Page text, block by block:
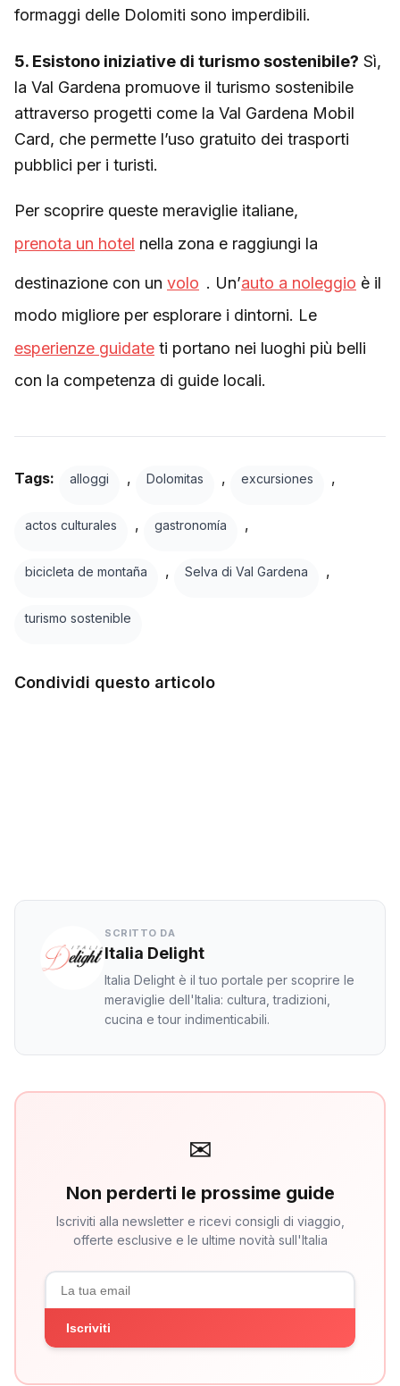
formaggi delle Dolomiti sono imperdibili.
5. Esistono iniziative di turismo sostenibile? Sì,
la Val Gardena promuove il turismo sostenibile
attraverso progetti come la Val Gardena Mobil
Card, che permette l’uso gratuito dei trasporti
pubblici per i turisti.
Per scoprire queste meraviglie italiane,
prenota un hotel nella zona e raggiungi la
destinazione con un volo . Un’auto a noleggio è il
modo migliore per esplorare i dintorni. Le
esperienze guidate ti portano nei luoghi più belli
con la competenza di guide locali.
Tags: alloggi , Dolomitas , excursiones ,
actos culturales , gastronomía ,
bicicleta de montaña , Selva di Val Gardena ,
turismo sostenible
Condividi questo articolo
SCRITTO DA
Italia Delight
Italia Delight è il tuo portale per scoprire le
meraviglie dell'Italia: cultura, tradizioni,
cucina e tour indimenticabili.
✉
Non perderti le prossime guide
Iscriviti alla newsletter e ricevi consigli di viaggio,
offerte esclusive e le ultime novità sull'Italia
Iscriviti